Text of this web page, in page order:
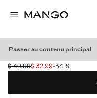
Passer au contenu principal
PANTALON RAYÉ À
Prix initial barré [$ 49,99 ]
$ 49,99
Prix actuel [$ 32,99 ]
$ 32,99-34 %
Choisissez une couleur